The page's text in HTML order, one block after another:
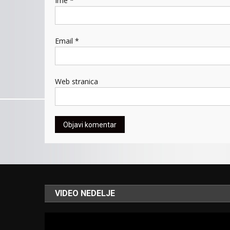
Email *
Web stranica
VIDEO NEDELJE